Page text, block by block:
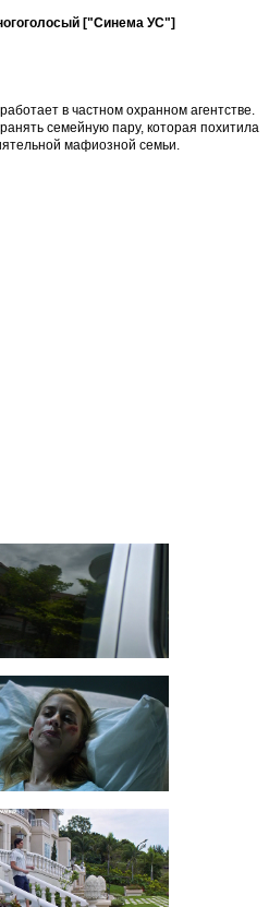
["Синема УС"]
в частном охранном агентстве.
семейную пару, которая похитила
мафиозной семьи.